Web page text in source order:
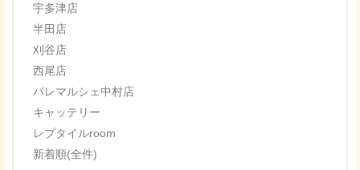
宇多津店
半田店
刈谷店
西尾店
パレマルシェ中村店
キャッテリー
レプタイルroom
新着順(全件)